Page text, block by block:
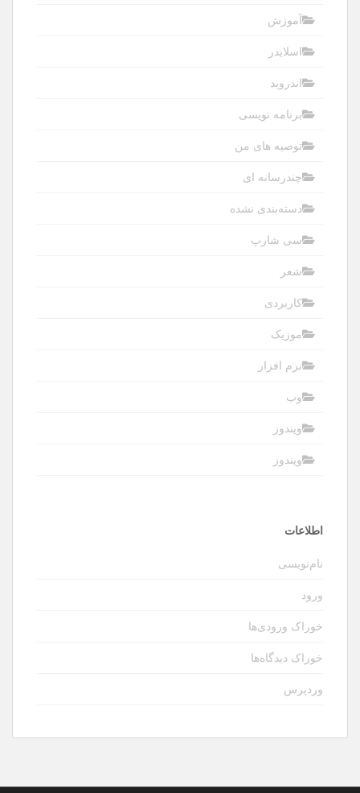
آموزش
اسلایدر
اندروید
برنامه نویسی
توصیه های من
چندرسانه ای
دسته‌بندی نشده
سی شارپ
شعر
کاربردی
موزیک
نرم افزار
وب
ویندوز
ویندوز
اطلاعات
نام‌نویسی
ورود
خوراک ورودی‌ها
خوراک دیدگاه‌ها
وردپرس